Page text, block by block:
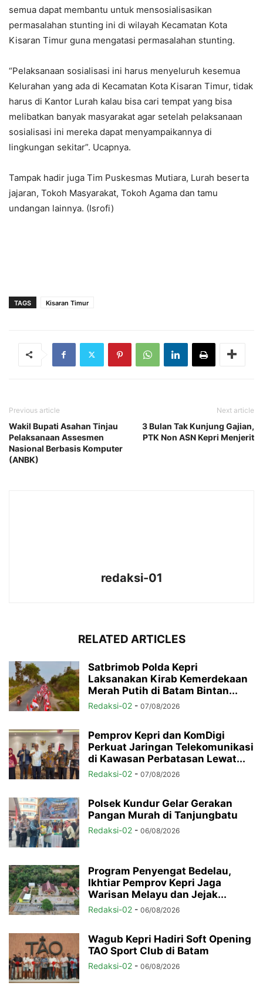
semua dapat membantu untuk mensosialisasikan
permasalahan stunting ini di wilayah Kecamatan Kota
Kisaran Timur guna mengatasi permasalahan stunting.
“Pelaksanaan sosialisasi ini harus menyeluruh kesemua
Kelurahan yang ada di Kecamatan Kota Kisaran Timur, tidak
harus di Kantor Lurah kalau bisa cari tempat yang bisa
melibatkan banyak masyarakat agar setelah pelaksanaan
sosialisasi ini mereka dapat menyampaikannya di
lingkungan sekitar”. Ucapnya.
Tampak hadir juga Tim Puskesmas Mutiara, Lurah beserta
jajaran, Tokoh Masyarakat, Tokoh Agama dan tamu
undangan lainnya. (Isrofi)
TAGS Kisaran Timur
Previous article
Wakil Bupati Asahan Tinjau
Pelaksanaan Assesmen
Nasional Berbasis Komputer
(ANBK)
Next article
3 Bulan Tak Kunjung Gajian,
PTK Non ASN Kepri Menjerit
redaksi-01
RELATED ARTICLES
Satbrimob Polda Kepri
Laksanakan Kirab Kemerdekaan
Merah Putih di Batam Bintan...
Redaksi-02 - 07/08/2026
Pemprov Kepri dan KomDigi
Perkuat Jaringan Telekomunikasi
di Kawasan Perbatasan Lewat...
Redaksi-02 - 07/08/2026
Polsek Kundur Gelar Gerakan
Pangan Murah di Tanjungbatu
Redaksi-02 - 06/08/2026
Program Penyengat Bedelau,
Ikhtiar Pemprov Kepri Jaga
Warisan Melayu dan Jejak...
Redaksi-02 - 06/08/2026
Wagub Kepri Hadiri Soft Opening
TAO Sport Club di Batam
Redaksi-02 - 06/08/2026